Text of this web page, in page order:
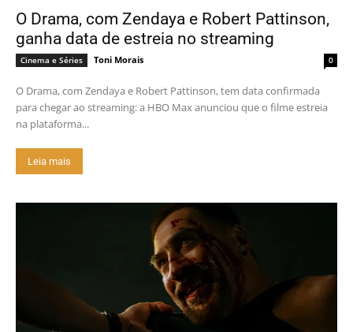
O Drama, com Zendaya e Robert Pattinson,
ganha data de estreia no streaming
Cinema e Séries Toni Morais 0
O Drama, com Zendaya e Robert Pattinson, tem data confirmada
para chegar ao streaming: a HBO Max anunciou que o filme estreia
na plataforma...
Leia mais